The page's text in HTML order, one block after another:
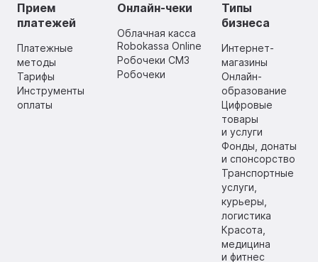
Прием
платежей
Платежные
методы
Тарифы
Инструменты
оплаты
Онлайн-чеки
Облачная касса
Robokassa Online
Робочеки СМЗ
Робочеки
Типы
бизнеса
Интернет-
магазины
Онлайн-
образование
Цифровые
товары
и услуги
Фонды, донаты
и спонсорство
Транспортные
услуги,
курьеры,
логистика
Красота,
медицина
и фитнес